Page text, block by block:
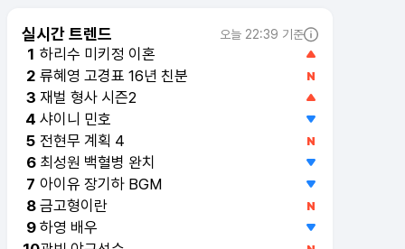
실시간 트렌드 오늘 22:39 기준
1 하리수 미키정 이혼
2 류혜영 고경표 16년 친분
3 재벌 형사 시즌2
4 샤이니 민호
5 전현무 계획 4
6 최성원 백혈병 완치
7 아이유 장기하 BGM
8 금고형이란
9 하영 배우